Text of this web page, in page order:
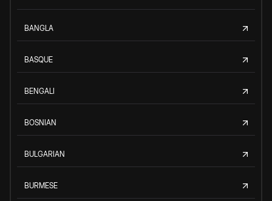
BANGLA
BASQUE
BENGALI
BOSNIAN
BULGARIAN
BURMESE